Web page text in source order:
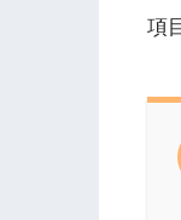
項